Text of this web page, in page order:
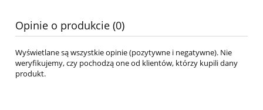
Opinie o produkcie (0)
Wyświetlane są wszystkie opinie (pozytywne i negatywne). Nie
weryfikujemy, czy pochodzą one od klientów, którzy kupili dany
produkt.